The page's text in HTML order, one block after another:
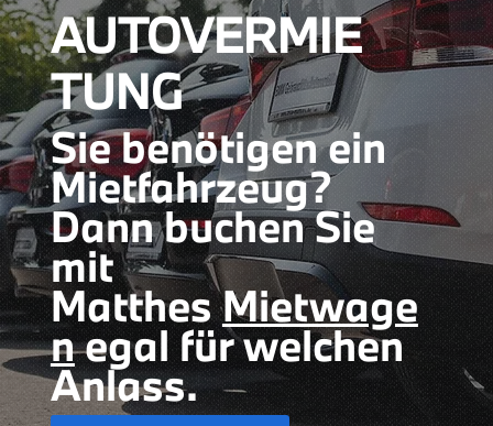
AUTOVERMIE
TUNG
Sie benötigen ein
Mietfahrzeug?
Dann buchen Sie
mit
MatthesMietwage
negal für welchen
Anlass.